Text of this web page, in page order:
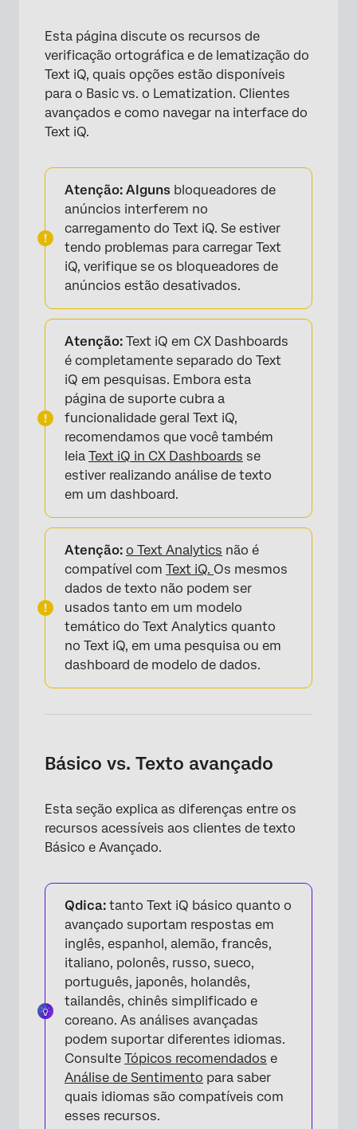
Lemmatização
Verificação ortográfica
Necessidade de reconstrução do conjunto
de dados
Perguntas frequentes
Esta página discute os recursos de
verificação ortográfica e de lematização do
Text iQ, quais opções estão disponíveis
para o Basic vs. o Lematization. Clientes
avançados e como navegar na interface do
Text iQ.
Atenção: Alguns bloqueadores de
anúncios interferem no
carregamento do Text iQ. Se estiver
tendo problemas para carregar Text
iQ, verifique se os bloqueadores de
anúncios estão desativados.
Atenção: Text iQ em CX Dashboards
é completamente separado do Text
iQ em pesquisas. Embora esta
página de suporte cubra a
funcionalidade geral Text iQ,
recomendamos que você também
leia Text iQ in CX Dashboards se
estiver realizando análise de texto
em um dashboard.
Atenção: o Text Analytics não é
compatível com Text iQ. Os mesmos
dados de texto não podem ser
usados tanto em um modelo
temático do Text Analytics quanto
no Text iQ, em uma pesquisa ou em
dashboard de modelo de dados.
Básico vs. Texto avançado
Esta seção explica as diferenças entre os
recursos acessíveis aos clientes de texto
Básico e Avançado.
Qdica: tanto Text iQ básico quanto o
avançado suportam respostas em
inglês, espanhol, alemão, francês,
italiano, polonês, russo, sueco,
português, japonês, holandês,
tailandês, chinês simplificado e
coreano. As análises avançadas
podem suportar diferentes idiomas.
Consulte Tópicos recomendados e
Análise de Sentimento para saber
quais idiomas são compatíveis com
esses recursos.